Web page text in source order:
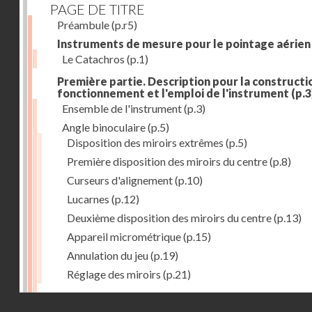
PAGE DE TITRE
Préambule(p.r5)
Instruments de mesure pour le pointage aérien
Le Catachros (p.1)
Première partie. Description pour la
fonctionnement et l'emploi de l'instrument
Ensemble de l'instrument(p.3)
Angle binoculaire(p.5)
Disposition des miroirs extrêmes (p.5)
Première disposition des miroirs du centre(p.8)
Curseurs d'alignement(p.10)
Lucarnes (p.12)
Deuxième disposition des miroirs du centre(p.13)
Appareil micrométrique(p.15)
Annulation du jeu(p.19)
Réglage des miroirs (p.21)
Mouvement oscillatoire(p.23)